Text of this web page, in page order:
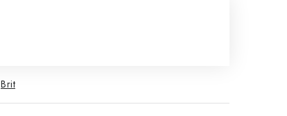
Brit